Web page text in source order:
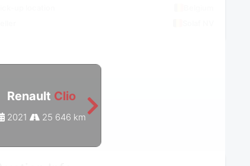
Renault Clio
2021 25 646 km